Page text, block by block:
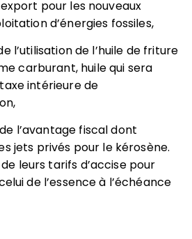
pour les nouveaux
d’énergies fossiles,
l’utilisation de l’huile de friture
carburant, huile qui sera
intérieure de
l’avantage fiscal dont
jets privés pour le kérosène.
leurs tarifs d’accise pour
de l’essence à l’échéance